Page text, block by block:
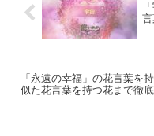
「永遠の幸福」の花言葉を
似た花言葉を持つ花まで徹